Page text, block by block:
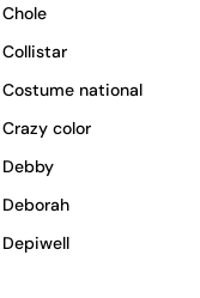
Chole
Collistar
Costume national
Crazy color
Debby
Deborah
Depiwell